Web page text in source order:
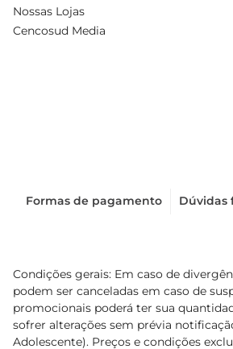
Nossas Lojas
Cencosud Media
Formas de pagamento Dúvidas
Condições gerais: Em caso de
podem ser canceladas em caso de
promocionais poderá ter sua
sofrer alterações sem prévia
Adolescente). Preços e condições